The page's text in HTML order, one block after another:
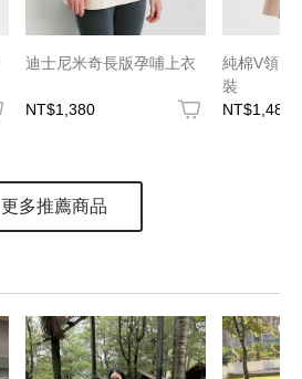
迪士尼米奇長版孕哺上衣
NT$1,380
純棉V領剪
裝
NT$1,480
更多推薦商品